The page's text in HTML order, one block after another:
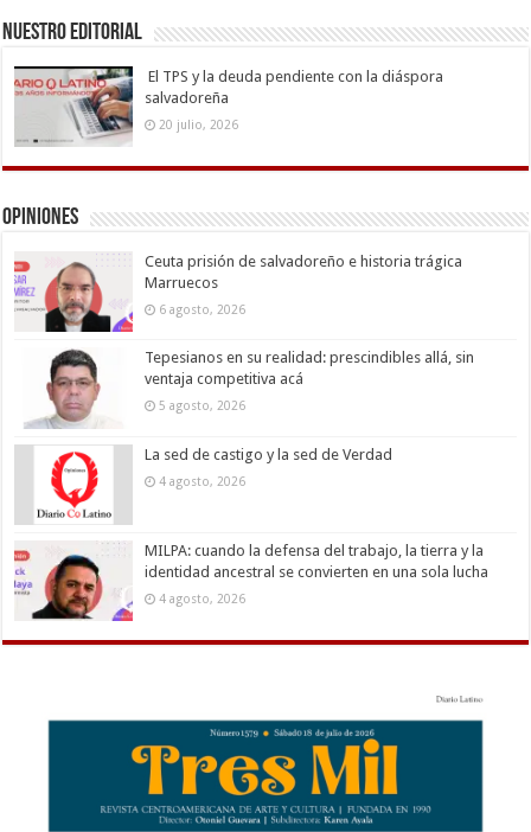
Nuestro Editorial
El TPS y la deuda pendiente con la diáspora
salvadoreña
20 julio, 2026
Opiniones
Ceuta prisión de salvadoreño e historia trágica
Marruecos
6 agosto, 2026
Tepesianos en su realidad: prescindibles allá, sin
ventaja competitiva acá
5 agosto, 2026
La sed de castigo y la sed de Verdad
4 agosto, 2026
MILPA: cuando la defensa del trabajo, la tierra y la
identidad ancestral se convierten en una sola lucha
4 agosto, 2026